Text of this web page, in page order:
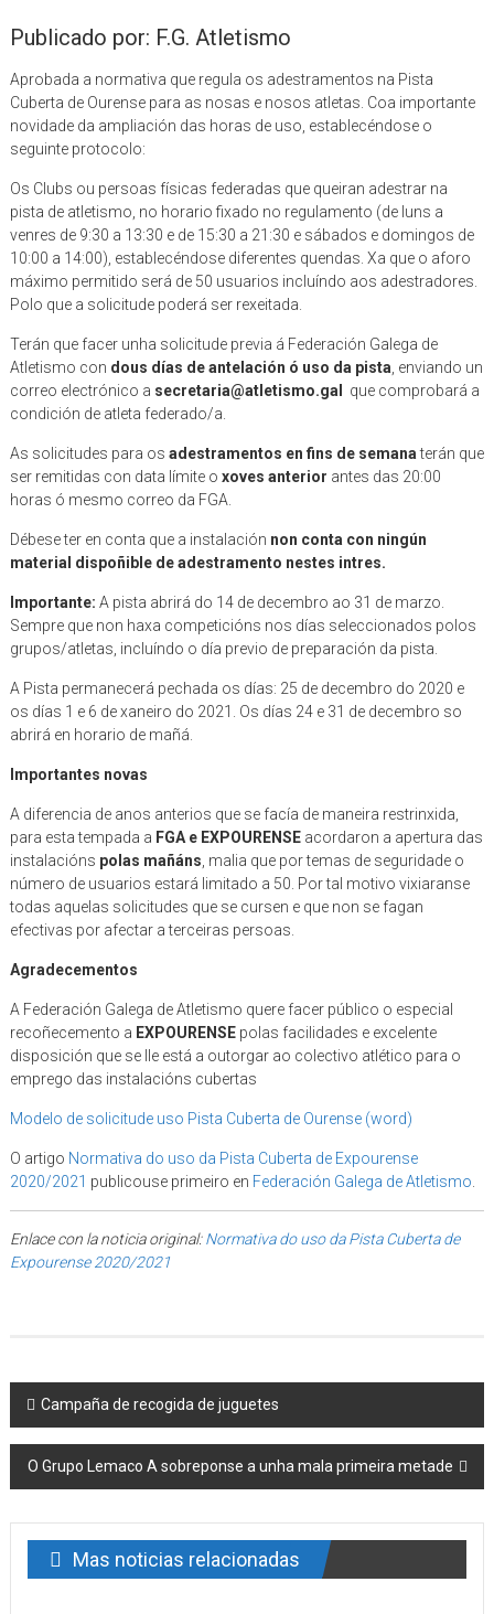
Publicado por: F.G. Atletismo
Aprobada a normativa que regula os adestramentos na Pista
Cuberta de Ourense para as nosas e nosos atletas. Coa importante
novidade da ampliación das horas de uso, establecéndose o
seguinte protocolo:
Os Clubs ou persoas físicas federadas que queiran adestrar na
pista de atletismo, no horario fixado no regulamento (de luns a
venres de 9:30 a 13:30 e de 15:30 a 21:30 e sábados e domingos de
10:00 a 14:00), establecéndose diferentes quendas. Xa que o aforo
máximo permitido será de 50 usuarios incluíndo aos adestradores.
Polo que a solicitude poderá ser rexeitada.
Terán que facer unha solicitude previa á Federación Galega de
Atletismo con dous días de antelación ó uso da pista, enviando un
correo electrónico a secretaria@atletismo.gal
que comprobará a
condición de atleta federado/a.
As solicitudes para os adestramentos en fins de semanaterán que
ser remitidas con data límite o xoves anterior antes das 20:00
horas ó mesmo correo da FGA.
Débese ter en conta que a instalación non conta con ningún
material dispoñible de adestramento nestes intres.
Importante: A pista abrirá do 14 de decembro ao 31 de marzo.
Sempre que non haxa competicións nos días seleccionados polos
grupos/atletas, incluíndo o día previo de preparación da pista.
A Pista permanecerá pechada os días: 25 de decembro do 2020 e
os días 1 e 6 de xaneiro do 2021. Os días 24 e 31 de decembro so
abrirá en horario de mañá.
Importantes novas
A diferencia de anos anterios que se facía de maneira restrinxida,
para esta tempada a FGA e EXPOURENSEacordaron a apertura das
instalacións polas mañáns, malia que por temas de seguridade o
número de usuarios estará limitado a 50. Por tal motivo vixiaranse
todas aquelas solicitudes que se cursen e que non se fagan
efectivas por afectar a terceiras persoas.
Agradecementos
A Federación Galega de Atletismo quere facer público o especial
recoñecemento a EXPOURENSEpolas facilidades e excelente
disposición que se lle está a outorgar ao colectivo atlético para o
emprego das instalacións cubertas
Modelo de solicitude uso Pista Cuberta de Ourense (word)
O artigo Normativa do uso da Pista Cuberta de Expourense
2020/2021 publicouse primeiro en Federación Galega de Atletismo.
Enlace con la noticia original:Normativa do uso da Pista Cuberta de
Expourense 2020/2021
Post navigation
Campaña de recogida de juguetes
O Grupo Lemaco A sobreponse a unha mala primeira metade
Mas noticias relacionadas